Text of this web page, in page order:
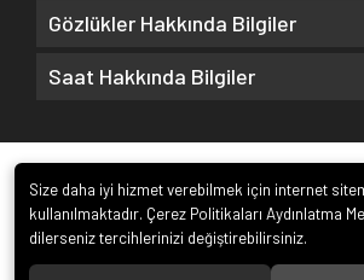
Gözlükler Hakkında Bilgiler
Saat Hakkında Bilgiler
Size daha iyi hizmet verebilmek için internet
kullanılmaktadır. Çerez Politikaları Aydınlatma
dilerseniz tercihlerinizi değiştirebilirsiniz.